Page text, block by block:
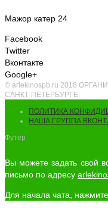
Мажор катер 24
Facebook
Twitter
Вконтакте
Google+
© arlekinospb.ru 2018
САНКТ-ПЕТЕРБУРГЕ.
ПОЛИТИКА
НАША ГРУППА
Футер
Вы можете задать свой
письмо по адресу
Для начала чата,